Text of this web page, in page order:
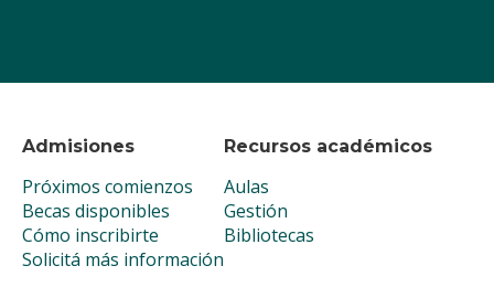
Admisiones
Próximos comienzos
Becas disponibles
Cómo inscribirte
Solicitá más información
Recursos académicos
Aulas
Gestión
Bibliotecas